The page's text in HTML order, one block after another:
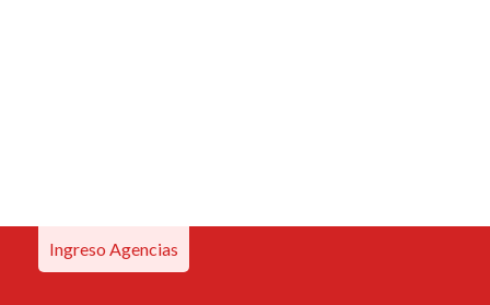
Ingreso Agencias